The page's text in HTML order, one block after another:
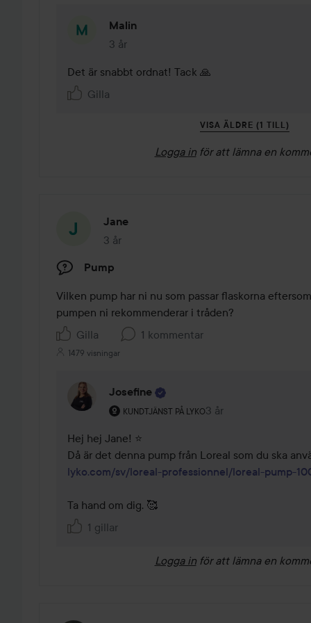
Malin
3 år
Kommentaren lades 3 år
Det är snabbt ordnat! Tack 🙏
Gilla
VISA ÄLDRE (1 TILL)
Logga in för att lämna en
Jane
3 år
Inlägget skapades 3 år
Pump
Vilken pump har ni nu som passar flaskorna
pumpen ni rekommenderar i tråden?
Gilla
1 kommentar
1479 visningar
Josefine
KUNDTJÄNST PÅ LYKO
Användarens roll: Kundtjänst på Lyko.
3 år
Kommentaren lades
Hej hej Jane! ⭐
lyko.com/sv/loreal-professionnel/loreal-pump-
Ta hand om dig. 🥰
1 gillar
Logga in för att lämna en